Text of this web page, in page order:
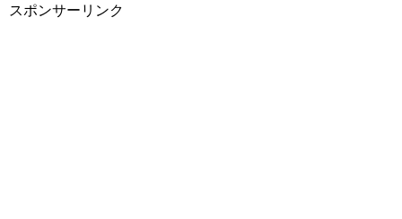
スポンサーリンク